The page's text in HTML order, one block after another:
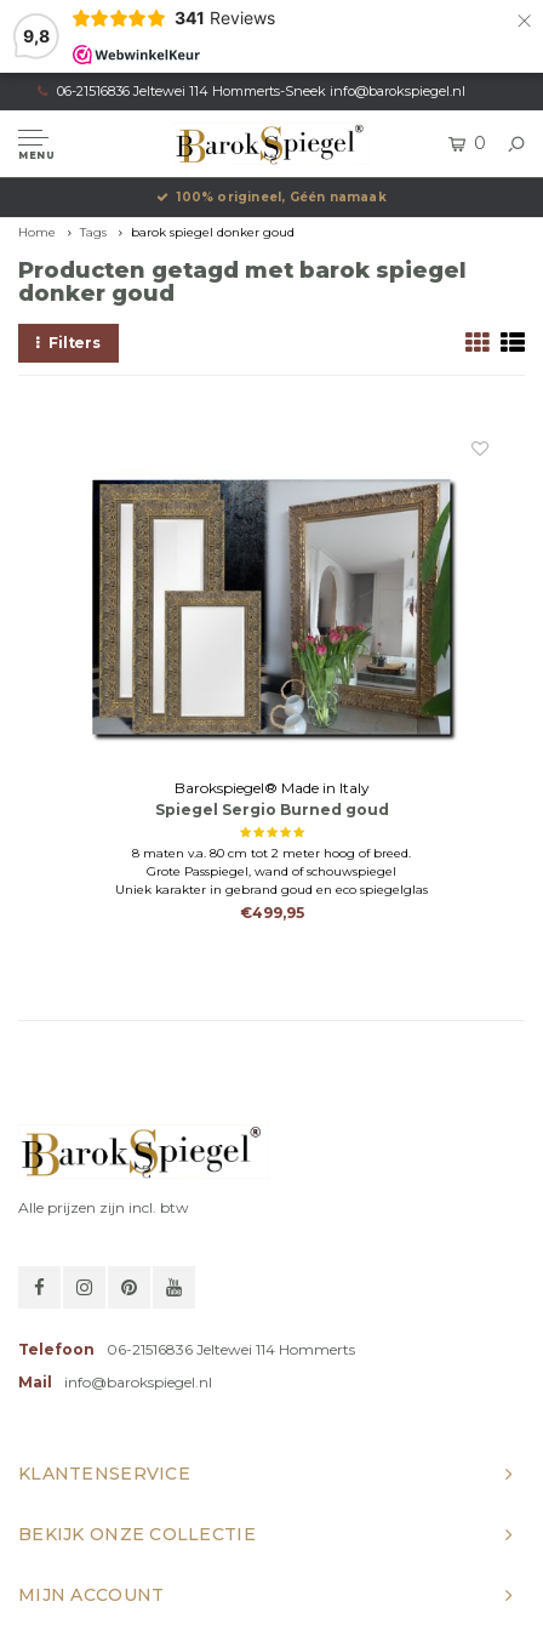
9,8
341 Reviews ×
06-21516836 Jeltewei 114 Hommerts-Sneek info@barokspiegel.nl
MENU
0
100% origineel, Géén namaak
Home Tags barok spiegel donker goud
Producten getagd met barok spiegel
donker goud
Filters
Barokspiegel® Made in Italy
Spiegel Sergio Burned goud
8 maten v.a. 80 cm tot 2 meter hoog of breed.
Grote Passpiegel, wand of schouwspiegel
Uniek karakter in gebrand goud en eco spiegelglas
€499,95
Alle prijzen zijn incl. btw
Telefoon
06-21516836 Jeltewei 114 Hommerts
Mail
info@barokspiegel.nl
KLANTENSERVICE
BEKIJK ONZE COLLECTIE
MIJN ACCOUNT